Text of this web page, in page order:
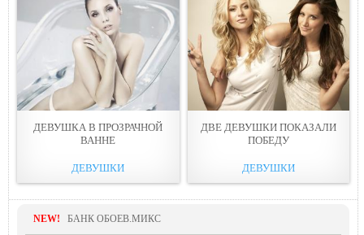
ДЕВУШКА В ПРОЗРАЧНОЙ
ВАННЕ
ДЕВУШКИ
ДВЕ ДЕВУШКИ ПОКАЗАЛИ
ПОБЕДУ
ДЕВУШКИ
NEW! БАНК ОБОЕВ.МИКС